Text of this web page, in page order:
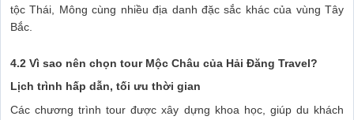
tộc Thái, Mông cùng nhiều địa danh đặc sắc khác của vùng Tây
Bắc.
4.2 Vì sao nên chọn tour Mộc Châu của Hải Đăng Travel?
Lịch trình hấp dẫn, tối ưu thời gian
Các chương trình tour được xây dựng khoa học, giúp du khách